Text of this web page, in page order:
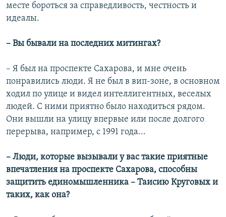
месте бороться за справедливость, честность и
идеалы.
– Вы бывали на последних митингах?
– Я был на проспекте Сахарова, и мне очень
понравились люди. Я не был в вип-зоне, в основном
ходил по улице и видел интеллигентных, веселых
людей. С ними приятно было находиться рядом.
Они вышли на улицу впервые или после долгого
перерыва, например, с 1991 года...
– Люди, которые вызывали у вас такие приятные
впечатления на проспекте Сахарова, способны
защитить единомышленника – Таисию Круговых и
таких, как она?